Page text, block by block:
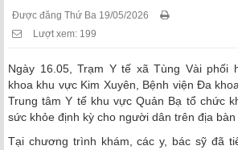
Được đăng Thứ Ba 19/05/2026
Lượt xem: 199
Ngày 16.05, Trạm Y tế xã Tùng Vài phối
khoa khu vực Kim Xuyên, Bệnh viện Đa
Trung tâm Y tế khu vực Quản Bạ tổ chức
sức khỏe định kỳ cho người dân trên địa bàn
Tại chương trình khám, các y, bác sỹ đã